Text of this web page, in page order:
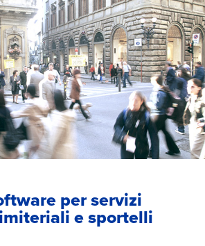
per servizi
e sportelli